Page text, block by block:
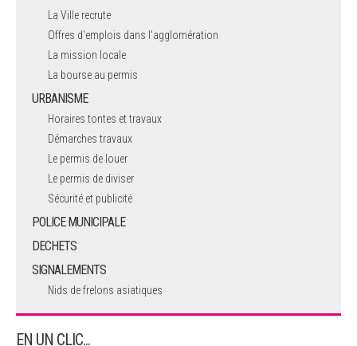
La Ville recrute
Offres d'emplois dans l'agglomération
La mission locale
La bourse au permis
URBANISME
Horaires tontes et travaux
Démarches travaux
Le permis de louer
Le permis de diviser
Sécurité et publicité
POLICE MUNICIPALE
DECHETS
SIGNALEMENTS
Nids de frelons asiatiques
EN UN CLIC...